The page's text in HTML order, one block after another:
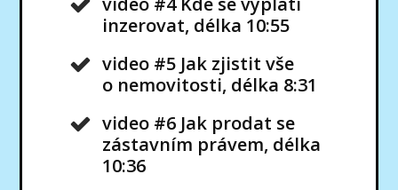
inzerovat, délka 10:55
video #5 Jak zjistit vše
o nemovitosti, délka 8:31
video #6 Jak prodat se
zástavním právem, délka
10:36